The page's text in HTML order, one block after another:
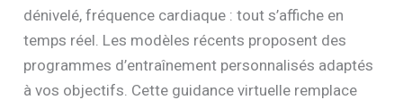
dénivelé, fréquence cardiaque : tout s’affiche en
temps réel. Les modèles récents proposent des
programmes d’entraînement personnalisés adaptés
à vos objectifs. Cette guidance virtuelle remplace